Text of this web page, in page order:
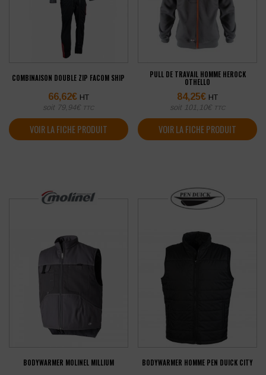
COMBINAISON DOUBLE ZIP FACOM SHIP
66,62€ HT
soit 79,94€ TTC
VOIR LA FICHE PRODUIT
PULL DE TRAVAIL HOMME HEROCK
OTHELLO
84,25€ HT
soit 101,10€ TTC
VOIR LA FICHE PRODUIT
BODYWARMER MOLINEL MILLIUM BODYWARMER HOMME PEN DUICK CITY